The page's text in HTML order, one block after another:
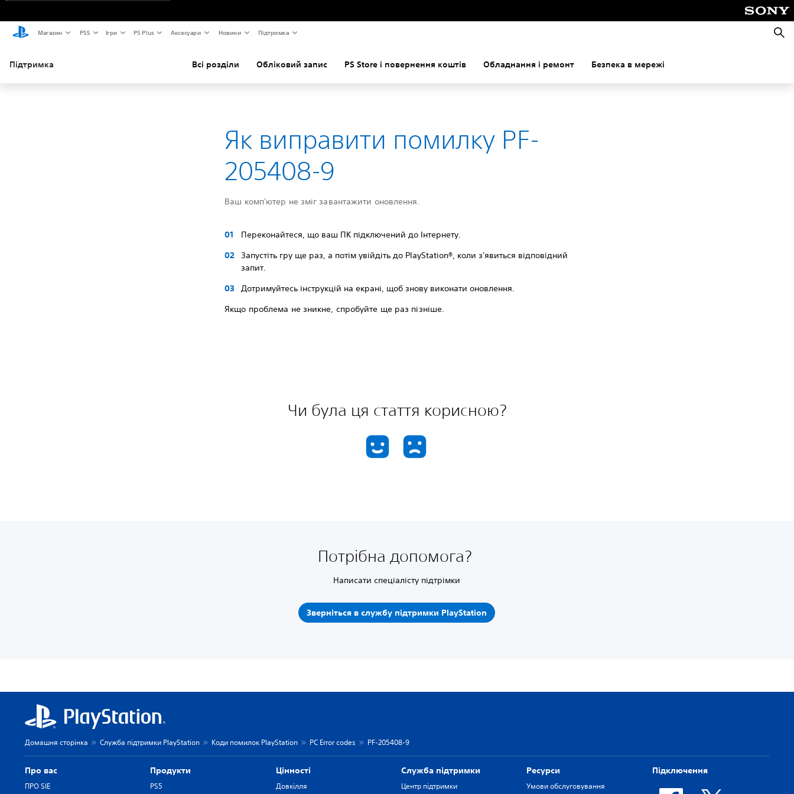
Магазин PS5 Ігри PS Plus Аксесуари Новини Підтримка
Підтримка Всі розділи Обліковий запис PS Store і повернення коштів Обладнання і ремонт Безпека в мережі
Як виправити помилку PF-
205408-9
Ваш комп'ютер не зміг завантажити оновлення.
Переконайтеся, що ваш ПК підключений до Інтернету.
Запустiть гру ще раз, а потім увійдіть до PlayStation®, коли з'явиться відповідний
запит.
Дотримуйтесь інструкцій на екрані, щоб знову виконати оновлення.
Якщо проблема не зникне, спробуйте ще раз пізніше.
Чи була ця стаття корисною?
Потрібна допомога?
Написати спеціалісту підтрімки
Зверніться в службу підтримки PlayStation
Домашня сторінка Служба підтримки PlayStation Коди помилок PlayStation PC Error codes PF-205408-9
Про вас
ПРО SIE
Продукти
PS5
Цiнностi
Довкілля
Служба підтримки
Центр підтримки
Ресурси
Умови обслуговування
Підключення